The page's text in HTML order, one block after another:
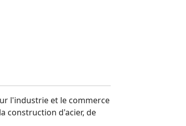
l'industrie et le commerce
construction d'acier, de